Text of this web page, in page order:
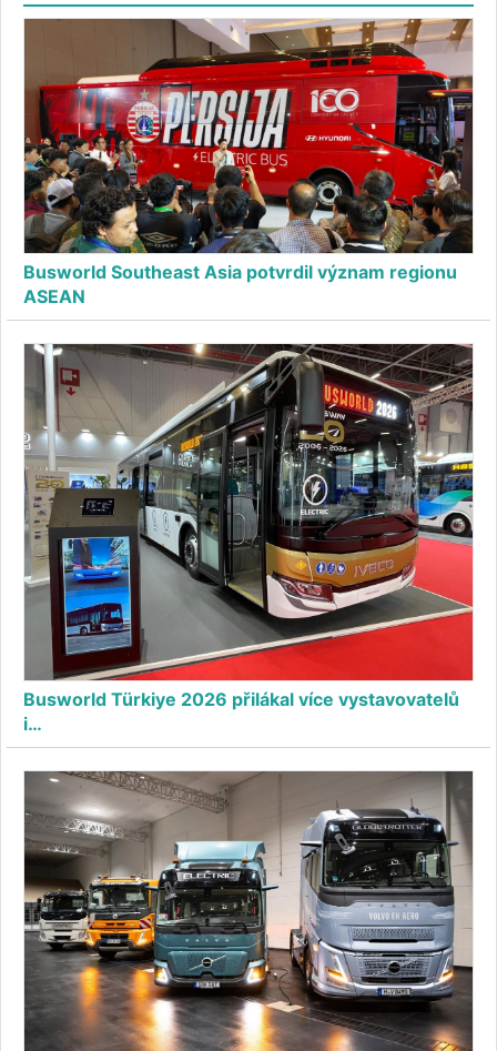
Busworld Southeast Asia potvrdil význam regionu
ASEAN
Busworld Türkiye 2026 přilákal více vystavovatelů
i…